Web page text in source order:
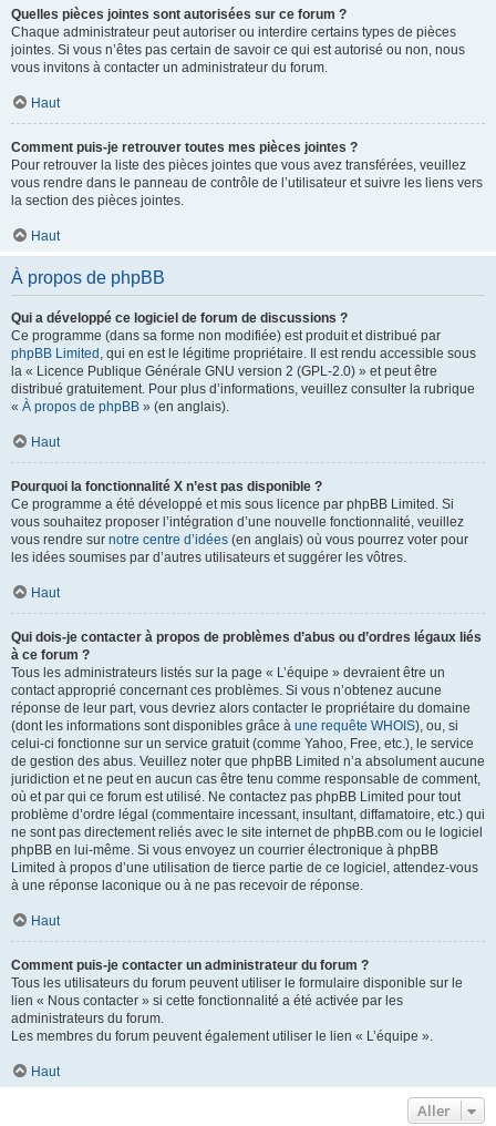
Quelles pièces jointes sont autorisées sur ce forum ?
Chaque administrateur peut autoriser ou interdire certains types de pièces
jointes. Si vous n’êtes pas certain de savoir ce qui est autorisé ou non, nous
vous invitons à contacter un administrateur du forum.
Haut
Comment puis-je retrouver toutes mes pièces jointes ?
Pour retrouver la liste des pièces jointes que vous avez transférées, veuillez
vous rendre dans le panneau de contrôle de l’utilisateur et suivre les liens vers
la section des pièces jointes.
Haut
À propos de phpBB
Qui a développé ce logiciel de forum de discussions ?
Ce programme (dans sa forme non modifiée) est produit et distribué par
phpBB Limited , qui en est le légitime propriétaire. Il est rendu accessible sous
la « Licence Publique Générale GNU version 2 (GPL-2.0) » et peut être
distribué gratuitement. Pour plus d’informations, veuillez consulter la rubrique
« À propos de phpBB » (en anglais).
Haut
Pourquoi la fonctionnalité X n’est pas disponible ?
Ce programme a été développé et mis sous licence par phpBB Limited. Si
vous souhaitez proposer l’intégration d’une nouvelle fonctionnalité, veuillez
vous rendre sur notre centre d’idées (en anglais) où vous pourrez voter pour
les idées soumises par d’autres utilisateurs et suggérer les vôtres.
Haut
Qui dois-je contacter à propos de problèmes d’abus ou d’ordres légaux liés
à ce forum ?
Tous les administrateurs listés sur la page « L’équipe » devraient être un
contact approprié concernant ces problèmes. Si vous n’obtenez aucune
réponse de leur part, vous devriez alors contacter le propriétaire du domaine
(dont les informations sont disponibles grâce à une requête WHOIS), ou, si
celui-ci fonctionne sur un service gratuit (comme Yahoo, Free, etc.), le service
de gestion des abus. Veuillez noter que phpBB Limited n’a absolument aucune
juridiction et ne peut en aucun cas être tenu comme responsable de comment,
où et par qui ce forum est utilisé. Ne contactez pas phpBB Limited pour tout
problème d’ordre légal (commentaire incessant, insultant, diffamatoire, etc.) qui
ne sont pas directement reliés avec le site internet de phpBB.com ou le logiciel
phpBB en lui-même. Si vous envoyez un courrier électronique à phpBB
Limited à propos d’une utilisation de tierce partie de ce logiciel, attendez-vous
à une réponse laconique ou à ne pas recevoir de réponse.
Haut
Comment puis-je contacter un administrateur du forum ?
Tous les utilisateurs du forum peuvent utiliser le formulaire disponible sur le
lien « Nous contacter » si cette fonctionnalité a été activée par les
administrateurs du forum.
Les membres du forum peuvent également utiliser le lien « L’équipe ».
Haut
Aller